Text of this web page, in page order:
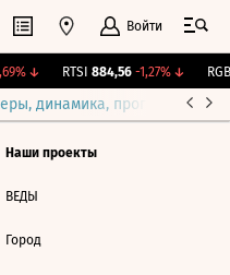
Войти
↓ RTSI 884,56 -1,27%↓ RGBI
динамика, прогнозы
Наши проекты
ВЕДЫ
Город